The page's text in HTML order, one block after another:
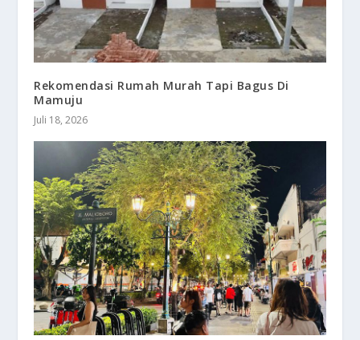
Rekomendasi Rumah Murah Tapi Bagus Di
Mamuju
Juli 18, 2026